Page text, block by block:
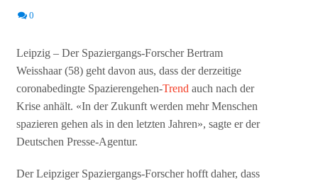
0
Leipzig – Der Spaziergangs-Forscher Bertram
Weisshaar (58) geht davon aus, dass der derzeitige
coronabedingte Spazierengehen-Trend auch nach der
Krise anhält. «In der Zukunft werden mehr Menschen
spazieren gehen als in den letzten Jahren», sagte er der
Deutschen Presse-Agentur.
Der Leipziger Spaziergangs-Forscher hofft daher, dass